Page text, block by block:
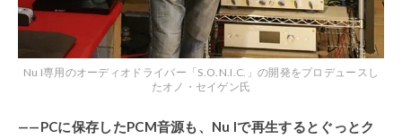
Nu I専用のオーディオドライバー「S.O.N.I.C.」の開発をプロデュースし
たオノ・セイゲン氏
——PCに保存したPCM音源も、Nu Iで再生するとぐっとク